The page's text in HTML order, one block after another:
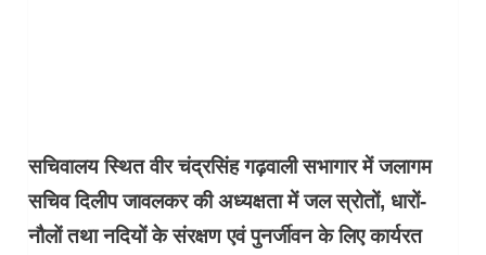
सचिवालय स्थित वीर चंद्रसिंह गढ़वाली सभागार में जलागम
सचिव दिलीप जावलकर की अध्यक्षता में जल स्रोतों, धारों-
नौलों तथा नदियों के संरक्षण एवं पुनर्जीवन के लिए कार्यरत